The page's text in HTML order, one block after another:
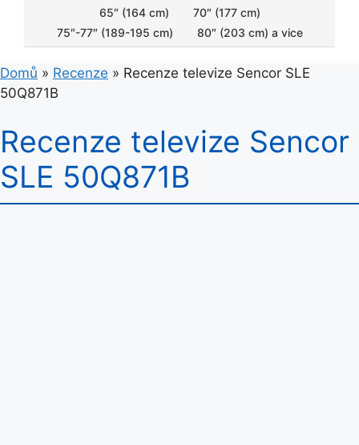
65″ (164 cm)
70″ (177 cm)
75″-77″ (189-195 cm)
80″ (203 cm) a vice
Domů » Recenze » Recenze televize Sencor SLE
50Q871B
Recenze televize Sencor
SLE 50Q871B